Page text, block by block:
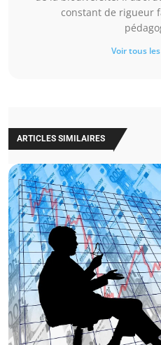
constant de rigueur
Voir tous
ARTICLES SIMILAIRES